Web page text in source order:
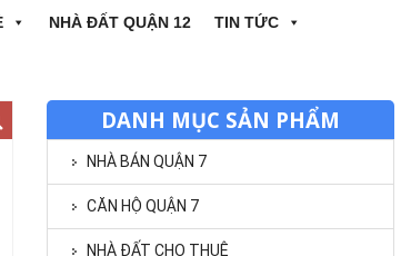
NHÀ ĐẤT QUẬN 12 TIN TỨC
DANH MỤC SẢN PHẨM
NHÀ BÁN QUẬN 7
CĂN HỘ QUẬN 7
NHÀ ĐẤT CHO THUÊ